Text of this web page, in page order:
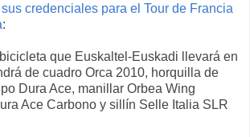
credenciales para el Tour de Francia
:
que Euskaltel-Euskadi llevará en
de cuadro Orca 2010, horquilla de
Dura Ace, manillar Orbea Wing
Ace Carbono y sillín Selle Italia SLR